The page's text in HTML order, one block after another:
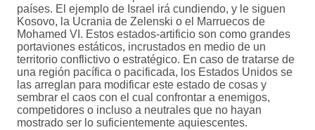
países. El ejemplo de Israel irá cundiendo, y le siguen
Kosovo, la Ucrania de Zelenski o el Marruecos de
Mohamed VI. Estos estados-artificio son como grandes
portaviones estáticos, incrustados en medio de un
territorio conflictivo o estratégico. En caso de tratarse de
una región pacífica o pacificada, los Estados Unidos se
las arreglan para modificar este estado de cosas y
sembrar el caos con el cual confrontar a enemigos,
competidores o incluso a neutrales que no hayan
mostrado ser lo suficientemente aquiescentes.